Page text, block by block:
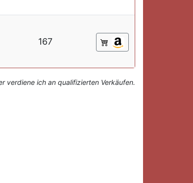
167
verdiene ich an qualifizierten Verkäufen.